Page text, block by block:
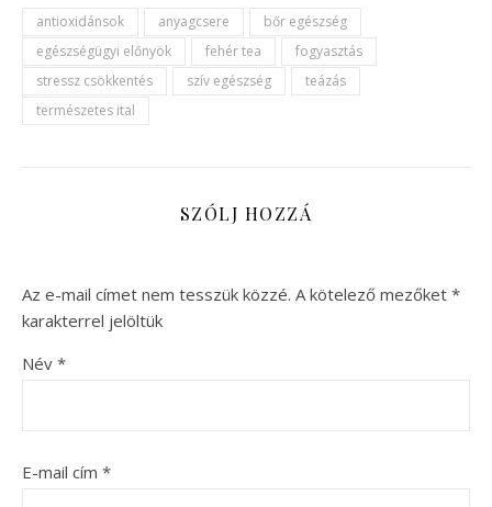
antioxidánsok anyagcsere
bőr egészség
egészségügyi előnyök
fehér tea
fogyasztás
stressz csökkentés
szív egészség
teázás
természetes ital
SZÓLJ HOZZÁ
Az e-mail címet nem tesszük közzé. A kötelező mezőket *
karakterrel jelöltük
Név *
E-mail cím *